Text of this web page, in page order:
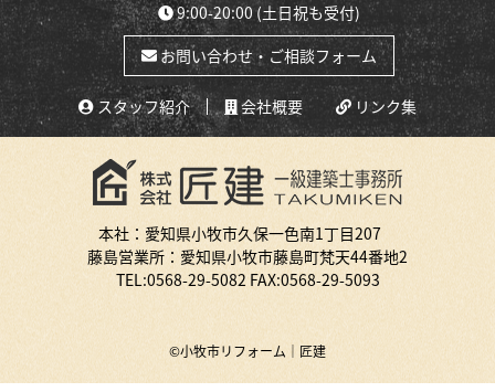
9:00-20:00(土日祝も受付)
お問い合わせ・ご相談フォーム
スタッフ紹介 会社概要 リンク集
本社：愛知県小牧市久保一色南1丁目207
藤島営業所：愛知県小牧市藤島町梵天44番地2
TEL:0568-29-5082 FAX:0568-29-5093
©小牧市リフォーム｜匠建